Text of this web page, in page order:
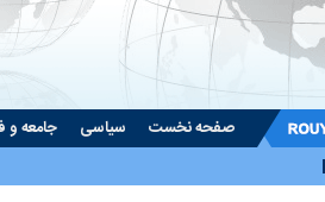
صفحه نخست سیاسی جامعه